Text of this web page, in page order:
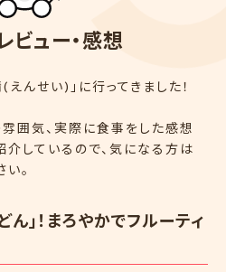
ビュー・感想
んせい)」に行ってきました！
囲気、実際に食事をした感想
介しているので、気になる方は
。
」！まろやかでフルーティ